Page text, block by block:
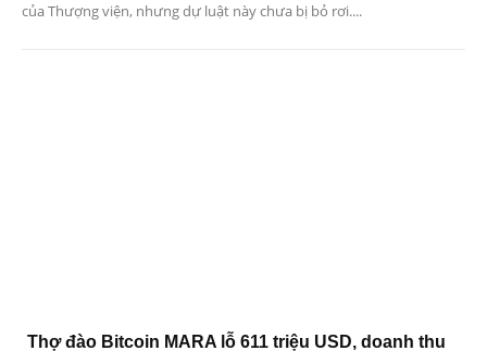
của Thượng viện, nhưng dự luật này chưa bị bỏ rơi....
Thợ đào Bitcoin MARA lỗ 611 triệu USD, doanh thu